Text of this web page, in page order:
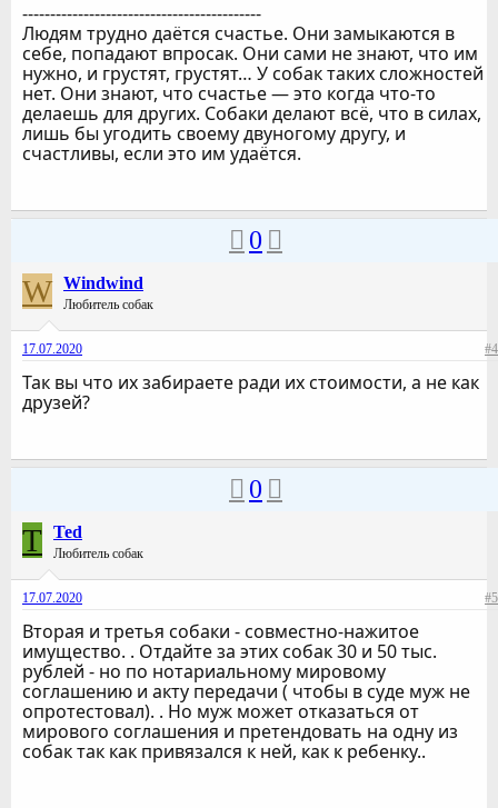
-------------------------------------------
Людям трудно даётся счастье. Они замыкаются в
себе, попадают впросак. Они сами не знают, что им
нужно, и грустят, грустят… У собак таких сложностей
нет. Они знают, что счастье — это когда что-то
делаешь для других. Собаки делают всё, что в силах,
лишь бы угодить своему двуногому другу, и
счастливы, если это им удаётся.
0
W Windwind
Любитель собак
17.07.2020 #4
Так вы что их забираете ради их стоимости, а не как
друзей?
0
T Ted
Любитель собак
17.07.2020 #5
Вторая и третья собаки - совместно-нажитое
имущество. . Отдайте за этих собак 30 и 50 тыс.
рублей - но по нотариальному мировому
соглашению и акту передачи ( чтобы в суде муж не
опротестовал). . Но муж может отказаться от
мирового соглашения и претендовать на одну из
собак так как привязался к ней, как к ребенку..